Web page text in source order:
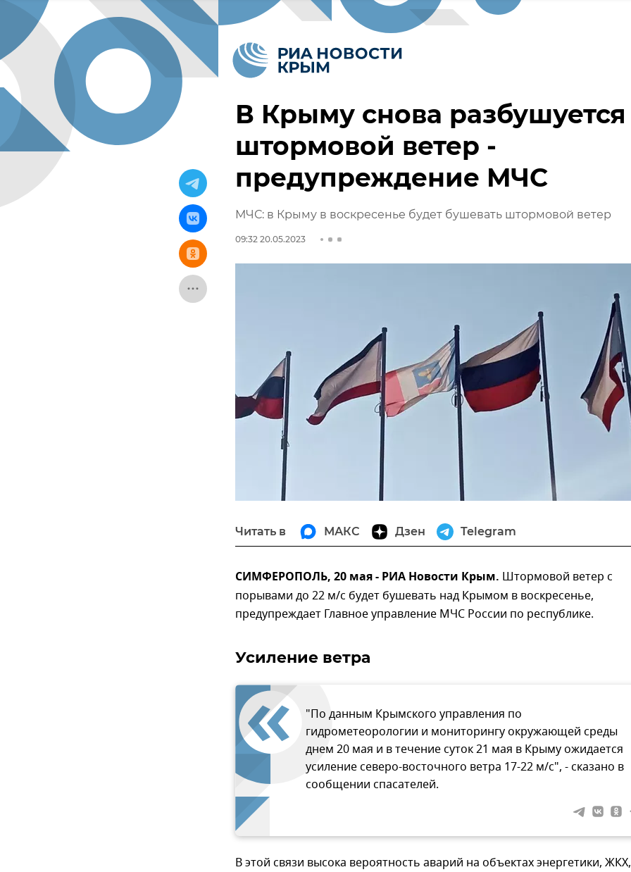
В Крыму снова разбушуется
штормовой ветер -
предупреждение МЧС
МЧС: в Крыму в воскресенье будет бушевать штормовой ветер
09:32 20.05.2023
Читать в МАКС Дзен Telegram
СИМФЕРОПОЛЬ, 20 мая - РИА Новости Крым. Штормовой ветер с
порывами до 22 м/с будет бушевать над Крымом в воскресенье,
предупреждает Главное управление МЧС России по республике.
Усиление ветра
"По данным Крымского управления по
гидрометеорологии и мониторингу окружающей среды
днем 20 мая и в течение суток 21 мая в Крыму ожидается
усиление северо-восточного ветра 17-22 м/с", - сказано в
сообщении спасателей.
В этой связи высока вероятность аварий на объектах энергетики, ЖКХ,